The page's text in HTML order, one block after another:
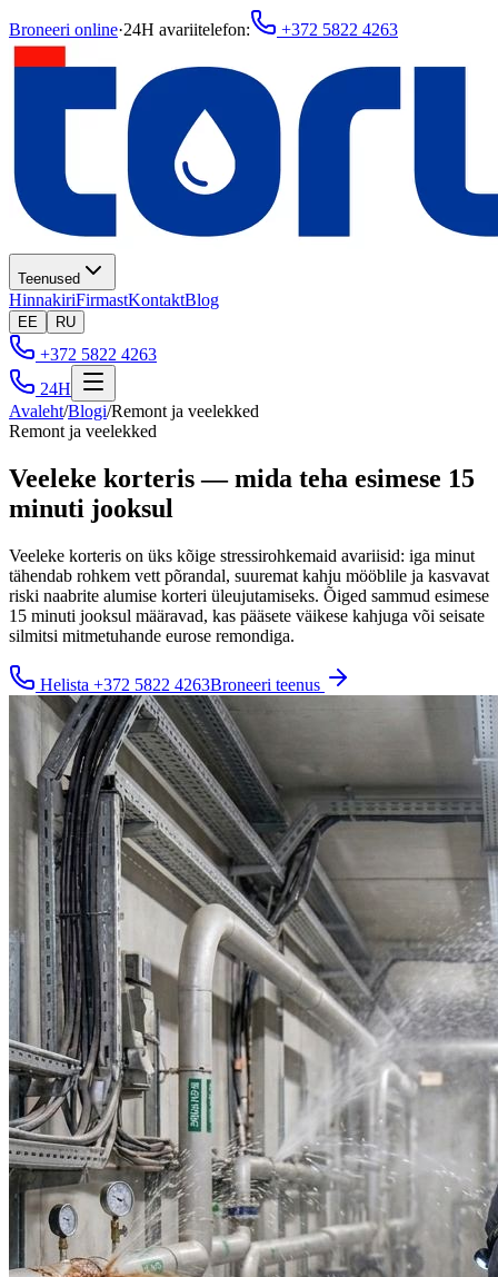
Broneeri online·24H avariitelefon: +372 5822 4263
Teenused
HinnakiriFirmastKontaktBlog
EE RU
+372 5822 4263
24H
Avaleht/Blogi/Remont ja veelekked
Remont ja veelekked
Veeleke korteris — mida teha esimese 15
minuti jooksul
Veeleke korteris on üks kõige stressirohkemaid avariisid: iga minut
tähendab rohkem vett põrandal, suuremat kahju mööblile ja kasvavat
riski naabrite alumise korteri üleujutamiseks. Õiged sammud esimese
15 minuti jooksul määravad, kas pääsete väikese kahjuga või seisate
silmitsi mitmetuhande eurose remondiga.
Helista +372 5822 4263Broneeri teenus